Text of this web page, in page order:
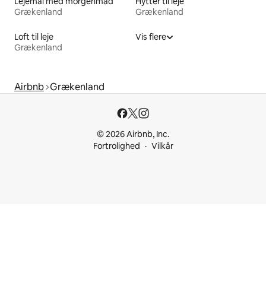
Grækenland
Grækenland
Loft til leje
Grækenland
Vis flere
Airbnb Grækenland
© 2026 Airbnb, Inc.
Fortrolighed
Vilkår